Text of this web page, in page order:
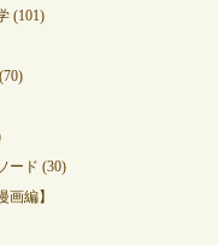
(101)
(70)
ード (30)
編】